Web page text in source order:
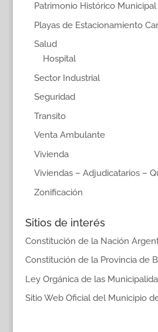
Patrimonio Histórico Municipal
Playas de Estacionamiento
Salud
Hospital
Sector Industrial
Seguridad
Transito
Venta Ambulante
Vivienda
Viviendas – Adjudicatarios –
Zonificación
Sitios de interés
Constitución de la Nación
Constitución de la Provincia de
Ley Orgánica de las
Sitio Web Oficial del Municipio